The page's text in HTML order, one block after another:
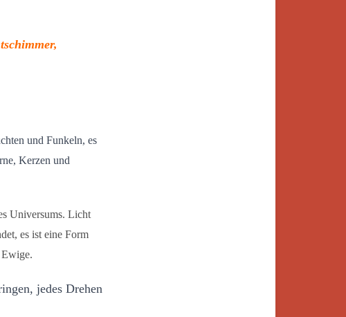
und Funkeln, es
Kerzen und
Universums. Licht
es ist eine Form
Ewige.
jedes Drehen